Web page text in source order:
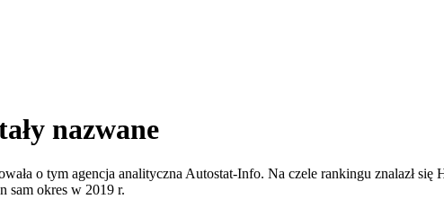
nazwane
o tym agencja analityczna Autostat-Info. Na czele rankingu znalazł się
sam okres w 2019 r.